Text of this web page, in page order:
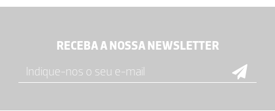
RECEBA A NOSSA NEWSLETTER